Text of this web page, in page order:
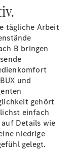
tägliche Arbeit
B bringen
und
gehört
einfach
Details wie
niedrige
gelegt.